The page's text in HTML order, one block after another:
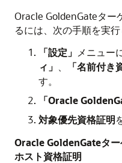
Oracle GoldenGateター
るには、次の手順を実行
「設定」 メニュー
ィ」
「名前付き
す。
「Oracle
対象優先資格証明
Oracle GoldenGateター
ホスト資格証明